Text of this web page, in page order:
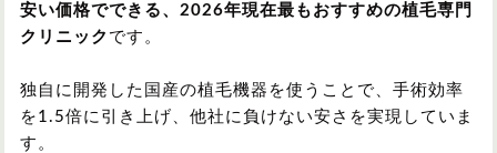
安い価格でできる、2026年現在最もおすすめの植毛専門
クリニック です。
独自に開発した国産の植毛機器を使うことで、手術効率
を1.5倍に引き上げ、他社に負けない安さを実現していま
す。